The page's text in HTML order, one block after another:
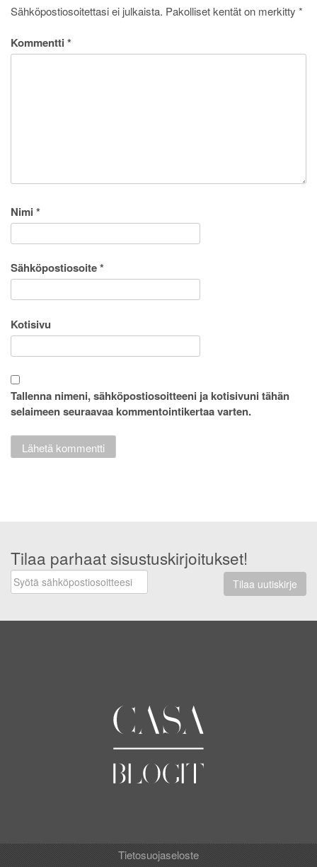
Sähköpostiosoitettasi ei julkaista. Pakolliset kentät on merkitty *
Kommentti *
Nimi *
Sähköpostiosoite*
Kotisivu
Tallenna nimeni, sähköpostiosoitteeni ja kotisivuni tähän
selaimeen seuraavaa kommentointikertaa varten.
Tilaa parhaat sisustuskirjoitukset!
Tilaa uutiskirje
Tietosuojaseloste